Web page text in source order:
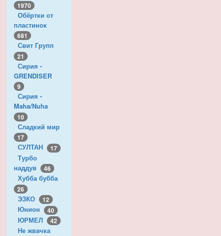
1970
Обёртки от
пластинок
681
Свит Групп
21
Сирия -
GRENDISER
9
Сирия -
Maha/Nuha
10
Сладкий мир
17
СУЛТАН 17
Турбо
наддув
46
Хубба бубба
26
ЭЗКО 12
Юнион 40
ЮРМЕЛ 42
Не жвачка